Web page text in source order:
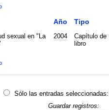
Año Tipo
sexual en "La
2004
Capítulo de
libro
Sólo las entradas seleccionadas:
Guardar registros: